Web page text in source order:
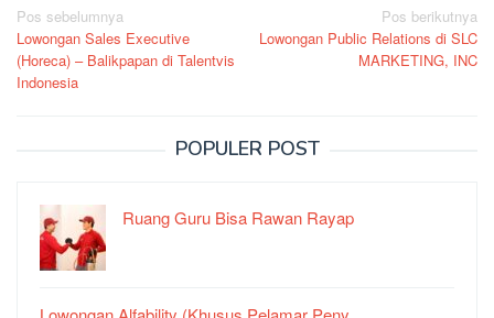
Navigasi
pos
Pos sebelumnya
Lowongan Sales Executive
(Horeca) – Balikpapan di Talentvis
Indonesia
Pos berikutnya
Lowongan Public Relations di SLC
MARKETING, INC
POPULER POST
Ruang Guru Bisa Rawan Rayap